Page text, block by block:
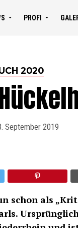
PROFI
2020
September 2019
schon als